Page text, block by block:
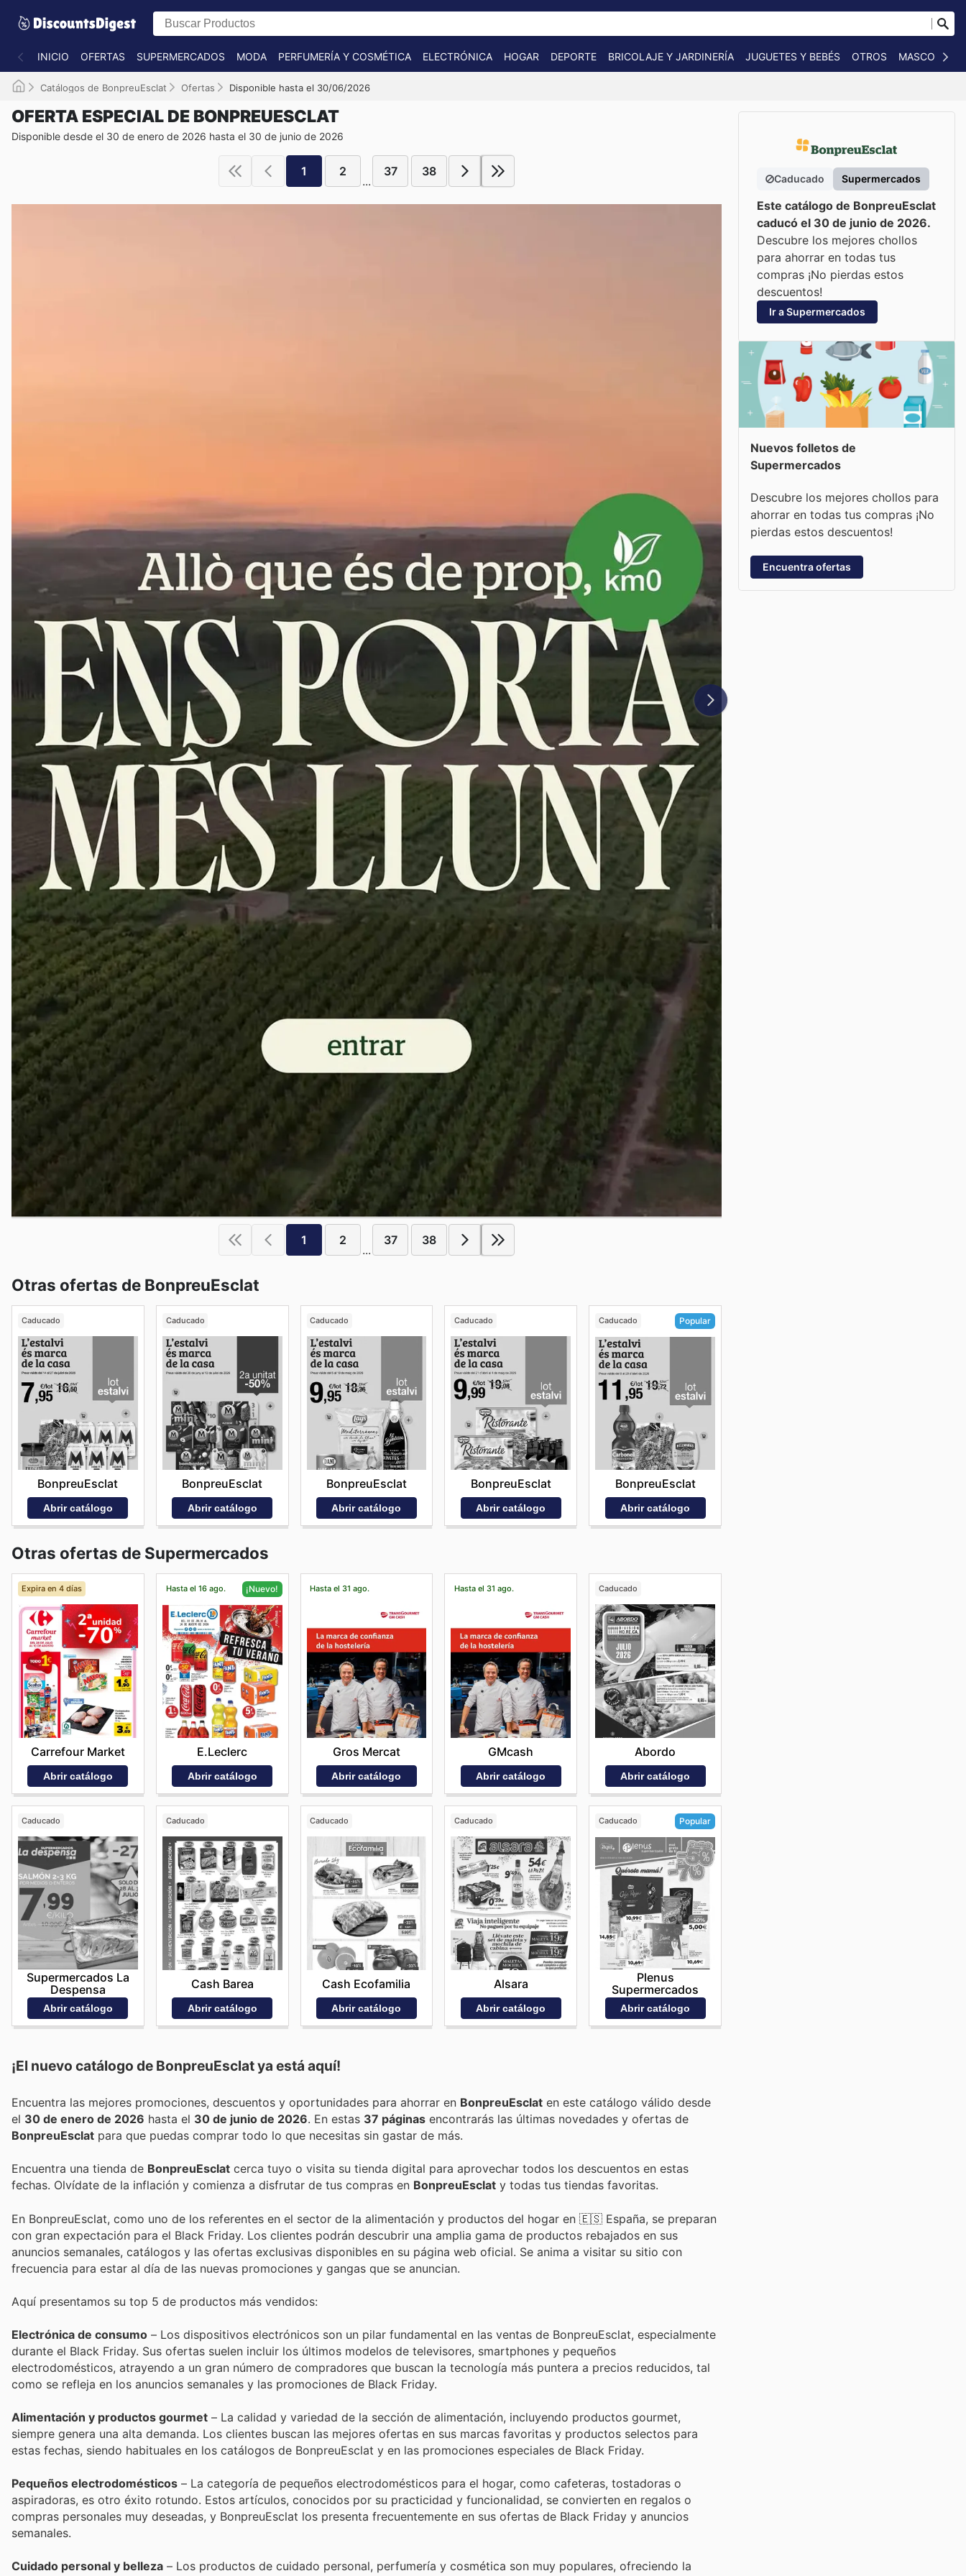
INICIO OFERTAS SUPERMERCADOS MODA PERFUMERÍA Y COSMÉTICA ELECTRÓNICA HOGAR DEPORTE BRICOLAJE Y JARDINERÍA JUGUETES Y BEBÉS OTROS MASCOTAS
Catálogos de BonpreuEsclat Ofertas Disponible hasta el 30/06/2026
OFERTA ESPECIAL DE BONPREUESCLAT
Disponible desde el 30 de enero de 2026 hasta el 30 de junio de 2026
1 2
...
37 38
1 2
...
37 38
Otras ofertas de BonpreuEsclat
Caducado
BonpreuEsclat
Abrir catálogo
Caducado
BonpreuEsclat
Abrir catálogo
Caducado
BonpreuEsclat
Abrir catálogo
Caducado
BonpreuEsclat
Abrir catálogo
Caducado Popular
BonpreuEsclat
Abrir catálogo
Otras ofertas de Supermercados
Expira en 4 días
Carrefour Market
Abrir catálogo
Hasta el 16 ago. ¡Nuevo!
E.Leclerc
Abrir catálogo
Hasta el 31 ago.
Gros Mercat
Abrir catálogo
Hasta el 31 ago.
GMcash
Abrir catálogo
Caducado
Abordo
Abrir catálogo
Caducado
Supermercados La
Despensa
Abrir catálogo
Caducado
Cash Barea
Abrir catálogo
Caducado
Cash Ecofamilia
Abrir catálogo
Caducado
Alsara
Abrir catálogo
Caducado Popular
Plenus
Supermercados
Abrir catálogo
¡El nuevo catálogo de BonpreuEsclatya está aquí!
Encuentra las mejores promociones, descuentos y oportunidades para ahorrar en BonpreuEsclat en este catálogo válido desde
el 30 de enero de 2026 hasta el 30 de junio de 2026 . En estas 37 páginas encontrarás las últimas novedades y ofertas de
BonpreuEsclat para que puedas comprar todo lo que necesitas sin gastar de más.
Encuentra una tienda de BonpreuEsclat cerca tuyo o visita su tienda digital para aprovechar todos los descuentos en estas
fechas. Olvídate de la inflación y comienza a disfrutar de tus compras en BonpreuEsclat y todas tus tiendas favoritas.
En BonpreuEsclat, como uno de los referentes en el sector de la alimentación y productos del hogar en 🇪🇸 España, se preparan
con gran expectación para el Black Friday. Los clientes podrán descubrir una amplia gama de productos rebajados en sus
anuncios semanales, catálogos y las ofertas exclusivas disponibles en su página web oficial. Se anima a visitar su sitio con
frecuencia para estar al día de las nuevas promociones y gangas que se anuncian.
Aquí presentamos su top 5 de productos más vendidos:
Electrónica de consumo – Los dispositivos electrónicos son un pilar fundamental en las ventas de BonpreuEsclat, especialmente
durante el Black Friday. Sus ofertas suelen incluir los últimos modelos de televisores, smartphones y pequeños
electrodomésticos, atrayendo a un gran número de compradores que buscan la tecnología más puntera a precios reducidos, tal
como se refleja en los anuncios semanales y las promociones de Black Friday.
Alimentación y productos gourmet – La calidad y variedad de la sección de alimentación, incluyendo productos gourmet,
siempre genera una alta demanda. Los clientes buscan las mejores ofertas en sus marcas favoritas y productos selectos para
estas fechas, siendo habituales en los catálogos de BonpreuEsclat y en las promociones especiales de Black Friday.
Pequeños electrodomésticos – La categoría de pequeños electrodomésticos para el hogar, como cafeteras, tostadoras o
aspiradoras, es otro éxito rotundo. Estos artículos, conocidos por su practicidad y funcionalidad, se convierten en regalos o
compras personales muy deseadas, y BonpreuEsclat los presenta frecuentemente en sus ofertas de Black Friday y anuncios
semanales.
Cuidado personal y belleza – Los productos de cuidado personal, perfumería y cosmética son muy populares, ofreciendo la
Caducado Supermercados
Este catálogo de BonpreuEsclat
caducó el 30 de junio de 2026.
Descubre los mejores chollos
para ahorrar en todas tus
compras ¡No pierdas estos
descuentos!
Ir a Supermercados
Nuevos folletos de
Supermercados
Descubre los mejores chollos para
ahorrar en todas tus compras ¡No
pierdas estos descuentos!
Encuentra ofertas